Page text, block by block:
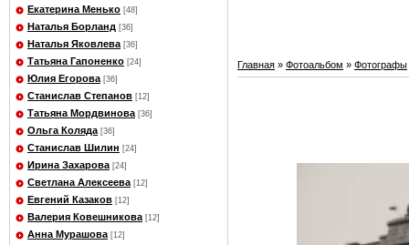
Екатерина Менько [48]
Наталья Борланд [36]
Наталья Яковлева [36]
Татьяна Гапоненко [24]
Юлия Егорова [36]
Станислав Степанов [12]
Татьяна Мордвинова [36]
Ольга Коляда [36]
Станислав Шилин [24]
Ирина Захарова [24]
Светлана Алексеева [12]
Евгений Казаков [12]
Валерия Ковешникова [12]
Анна Мурашова [12]
Главная » Фотоальбом » Фотографы